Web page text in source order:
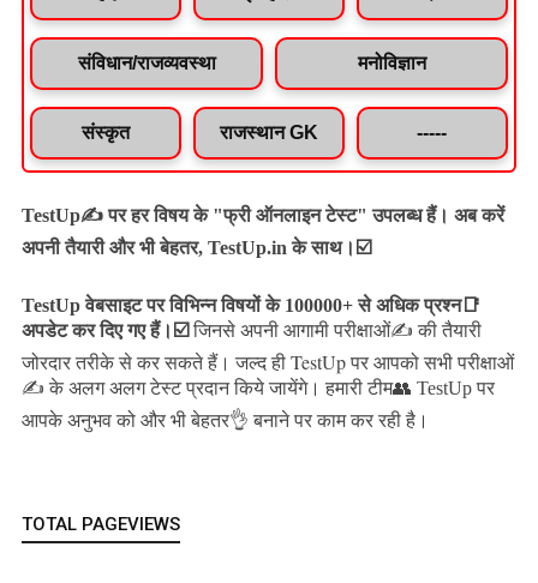
संविधान/राजव्यवस्था मनोविज्ञान
संस्कृत राजस्थान GK -----
TestUp✍️ पर हर विषय के "फ्री ऑनलाइन टेस्ट" उपलब्ध हैं। अब करें
अपनी तैयारी और भी बेहतर, TestUp.in के साथ।☑️
TestUp वेबसाइट पर विभिन्न विषयों के 100000+ से अधिक प्रश्न📑
अपडेट कर दिए गए हैं। ☑️ जिनसे अपनी आगामी परीक्षाओं✍️ की तैयारी
जोरदार तरीके से कर सकते हैं।जल्द ही TestUp पर आपको सभी परीक्षाओं
✍️ के अलग अलग टेस्ट प्रदान किये जायेंगे। हमारी टीम👥 TestUp पर
आपके अनुभव को और भी बेहतर👌 बनाने पर काम कर रही है।
TOTAL PAGEVIEWS